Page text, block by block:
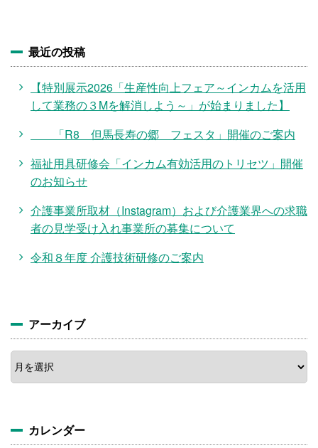
最近の投稿
【特別展示2026「生産性向上フェア～インカムを活用
して業務の３Mを解消しよう～」が始まりました】
「R8 但馬長寿の郷 フェスタ」開催のご案内
福祉用具研修会「インカム有効活用のトリセツ」開催
のお知らせ
介護事業所取材（Instagram）および介護業界への求職
者の見学受け入れ事業所の募集について
令和８年度 介護技術研修のご案内
アーカイブ
ア
ー
カ
カレンダー